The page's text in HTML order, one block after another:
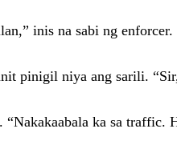
inis na sabi ng
pinigil niya ang sarili.
ka sa traffic.